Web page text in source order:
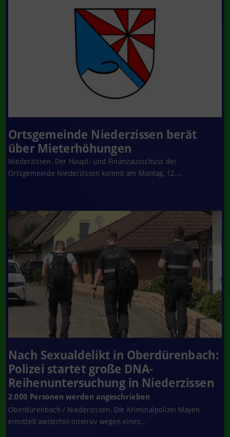
Ortsgemeinde Niederzissen berät
über Mieterhöhungen
Niederzissen. Der Haupt- und Finanzausschuss der
Ortsgemeinde Niederzissen kommt am Montag, 12....
Nach Sexualdelikt in Oberdürenbach:
Polizei startet große DNA-
Reihenuntersuchung in Niederzissen
2.000 Personen werden angeschrieben
Oberdürenbach / Niederzissen. Die Kriminalpolizei Mayen
ermittelt weiterhin intensiv wegen eines...